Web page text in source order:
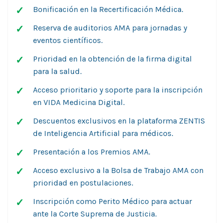
Bonificación en la Recertificación Médica.
Reserva de auditorios AMA para jornadas y
eventos científicos.
Prioridad en la obtención de la firma digital
para la salud.
Acceso prioritario y soporte para la inscripción
en VIDA Medicina Digital.
Descuentos exclusivos en la plataforma ZENTIS
de Inteligencia Artificial para médicos.
Presentación a los Premios AMA.
Acceso exclusivo a la Bolsa de Trabajo AMA con
prioridad en postulaciones.
Inscripción como Perito Médico para actuar
ante la Corte Suprema de Justicia.